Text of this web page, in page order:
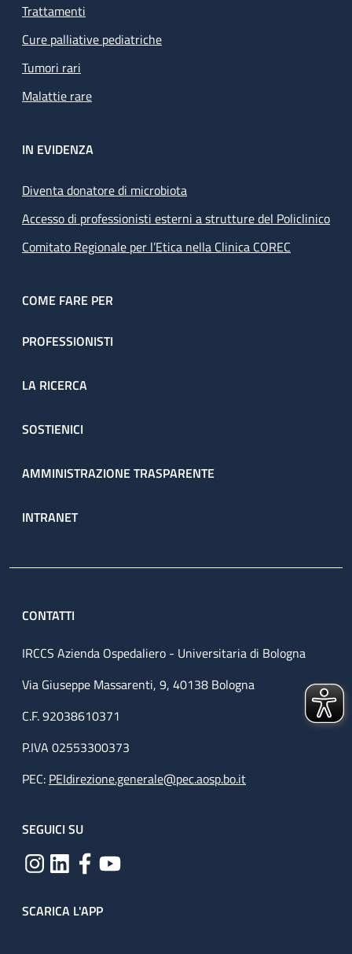
Trattamenti
Cure palliative pediatriche
Tumori rari
Malattie rare
IN EVIDENZA
Diventa donatore di microbiota
Accesso di professionisti esterni a strutture del Policlinico
Comitato Regionale per l’Etica nella Clinica COREC
COME FARE PER
PROFESSIONISTI
LA RICERCA
SOSTIENICI
AMMINISTRAZIONE TRASPARENTE
INTRANET
CONTATTI
IRCCS Azienda Ospedaliero - Universitaria di Bologna
Via Giuseppe Massarenti, 9, 40138 Bologna
C.F. 92038610371
P.IVA 02553300373
PEC: PEIdirezione.generale@pec.aosp.bo.it
SEGUICI SU
SCARICA L'APP